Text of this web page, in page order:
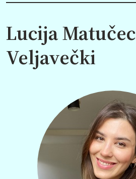
Lucija Matučec
Veljavečki